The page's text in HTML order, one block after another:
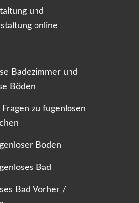
und
online
Badezimmer und
Böden
Fragen zu fugenlosen
Boden
Bad
Bad Vorher /